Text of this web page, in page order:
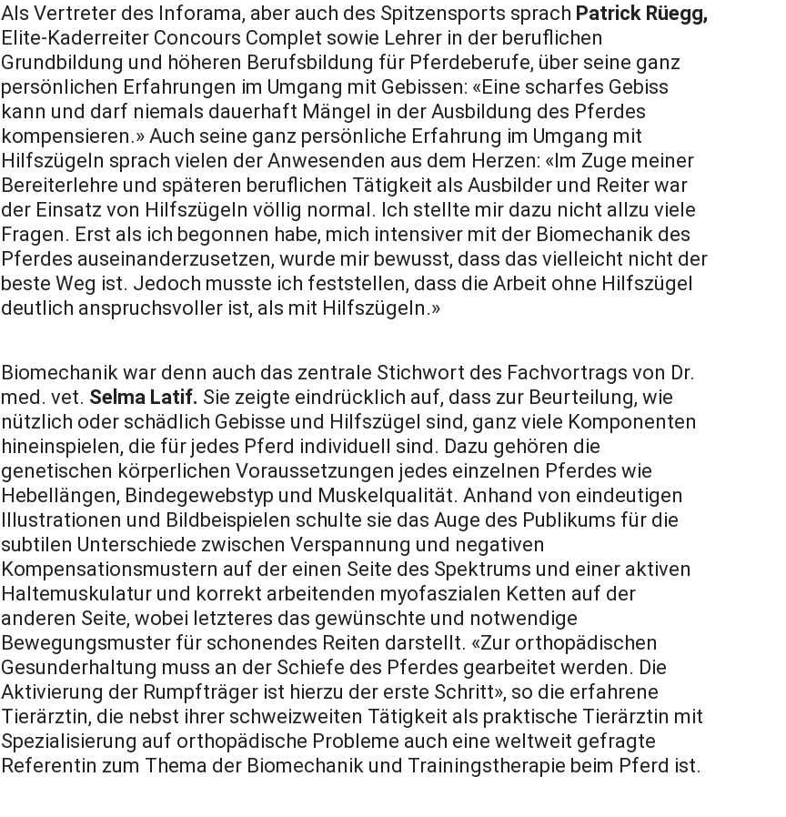
Als Vertreter des Inforama, aber auch des Spitzensports sprach Patrick Rüegg,
Elite-Kaderreiter Concours Complet sowie Lehrer in der beruflichen
Grundbildung und höheren Berufsbildung für Pferdeberufe, über seine ganz
persönlichen Erfahrungen im Umgang mit Gebissen: «Eine scharfes Gebiss
kann und darf niemals dauerhaft Mängel in der Ausbildung des Pferdes
kompensieren.» Auch seine ganz persönliche Erfahrung im Umgang mit
Hilfszügeln sprach vielen der Anwesenden aus dem Herzen: «Im Zuge meiner
Bereiterlehre und späteren beruflichen Tätigkeit als Ausbilder und Reiter war
der Einsatz von Hilfszügeln völlig normal. Ich stellte mir dazu nicht allzu viele
Fragen. Erst als ich begonnen habe, mich intensiver mit der Biomechanik des
Pferdes auseinanderzusetzen, wurde mir bewusst, dass das vielleicht nicht der
beste Weg ist. Jedoch musste ich feststellen, dass die Arbeit ohne Hilfszügel
deutlich anspruchsvoller ist, als mit Hilfszügeln.»
Biomechanik war denn auch das zentrale Stichwort des Fachvortrags von Dr.
med. vet. Selma Latif. Sie zeigte eindrücklich auf, dass zur Beurteilung, wie
nützlich oder schädlich Gebisse und Hilfszügel sind, ganz viele Komponenten
hineinspielen, die für jedes Pferd individuell sind. Dazu gehören die
genetischen körperlichen Voraussetzungen jedes einzelnen Pferdes wie
Hebellängen, Bindegewebstyp und Muskelqualität. Anhand von eindeutigen
Illustrationen und Bildbeispielen schulte sie das Auge des Publikums für die
subtilen Unterschiede zwischen Verspannung und negativen
Kompensationsmustern auf der einen Seite des Spektrums und einer aktiven
Haltemuskulatur und korrekt arbeitenden myofaszialen Ketten auf der
anderen Seite, wobei letzteres das gewünschte und notwendige
Bewegungsmuster für schonendes Reiten darstellt. «Zur orthopädischen
Gesunderhaltung muss an der Schiefe des Pferdes gearbeitet werden. Die
Aktivierung der Rumpfträger ist hierzu der erste Schritt», so die erfahrene
Tierärztin, die nebst ihrer schweizweiten Tätigkeit als praktische Tierärztin mit
Spezialisierung auf orthopädische Probleme auch eine weltweit gefragte
Referentin zum Thema der Biomechanik und Trainingstherapie beim Pferd ist.